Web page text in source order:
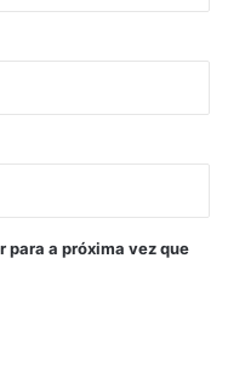
para a próxima vez que